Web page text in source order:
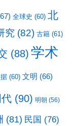
全球史 (60) 北
究 (82) 古籍 (61)
(88) 学术
(60) 文明 (66)
(90) 明朝 (56)
(81) 民国 (76)